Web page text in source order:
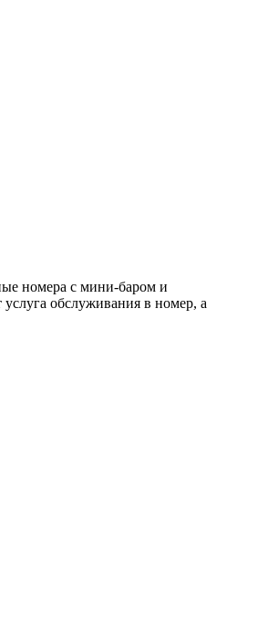
номера с мини-баром и
обслуживания в номер, а